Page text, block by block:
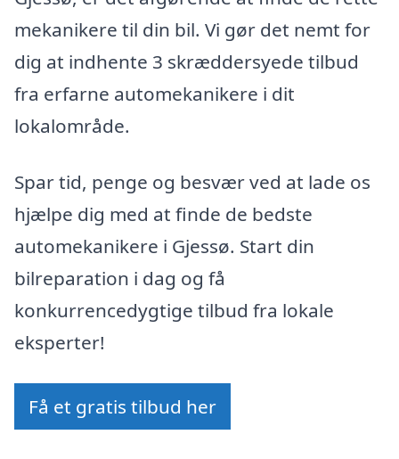
mekanikere til din bil. Vi gør det nemt for
dig at indhente 3 skræddersyede tilbud
fra erfarne automekanikere i dit
lokalområde.
Spar tid, penge og besvær ved at lade os
hjælpe dig med at finde de bedste
automekanikere i Gjessø. Start din
bilreparation i dag og få
konkurrencedygtige tilbud fra lokale
eksperter!
Få et gratis tilbud her